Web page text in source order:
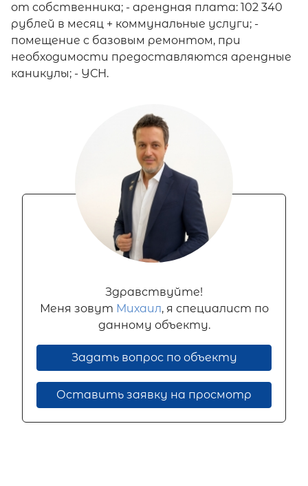
от собственника; - арендная плата: 102 340
рублей в месяц + коммунальные услуги; -
помещение с базовым ремонтом, при
необходимости предоставляются арендные
каникулы; - УСН.
Здравствуйте!
Меня зовут Михаил, я специалист по
данному объекту.
Задать вопрос по объекту
Оставить заявку на просмотр